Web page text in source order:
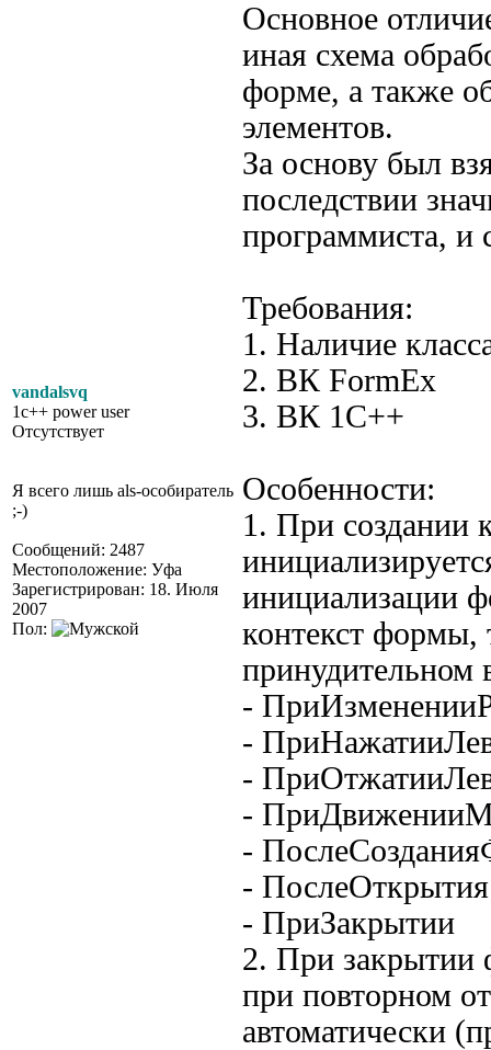
vandalsvq
1c++ power user
Отсутствует
Я всего лишь als-особиратель
;-)
Сообщений: 2487
Местоположение: Уфа
Зарегистрирован: 18. Июля
2007
Пол:
Основное
иная схема
форме, а также
элементов.
За основу был
последствии
программиста, и
Требования:
1. Наличие
2. ВК FormEx
3. ВК 1C++
Особенности:
1. При создании
инициализации
контекст формы,
принудительном
-
-
-
-
-
- ПослеОткрытия
- ПриЗакрытии
2. При закрытии
при повторном
автоматически